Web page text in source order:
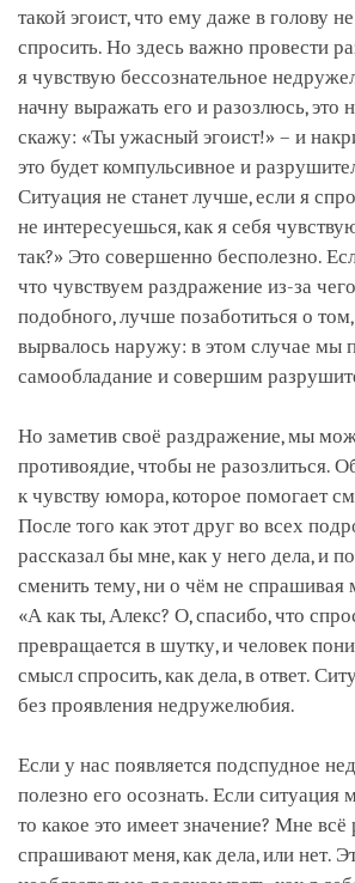
такой эгоист, что ему даже в голову
спросить. Но здесь важно провести
я чувствую бессознательное
начну выражать его и разозлюсь, это
скажу: «Ты ужасный эгоист!» – и
это будет компульсивное и
Ситуация не станет лучше, если я
не интересуешься, как я себя
так?» Это совершенно бесполезно.
что чувствуем раздражение из-за
подобного, лучше позаботиться о
вырвалось наружу: в этом случае мы
самообладание и совершим
Но заметив своё раздражение, мы
противоядие, чтобы не разозлиться.
к чувству юмора, которое помогает
После того как этот друг во всех
рассказал бы мне, как у него дела, и
сменить тему, ни о чём не спрашивая
«А как ты, Алекс? О, спасибо, что
превращается в шутку, и человек
смысл спросить, как дела, в ответ.
без проявления недружелюбия.
Если у нас появляется подспудное
полезно его осознать. Если ситуация
то какое это имеет значение? Мне всё
спрашивают меня, как дела, или нет.